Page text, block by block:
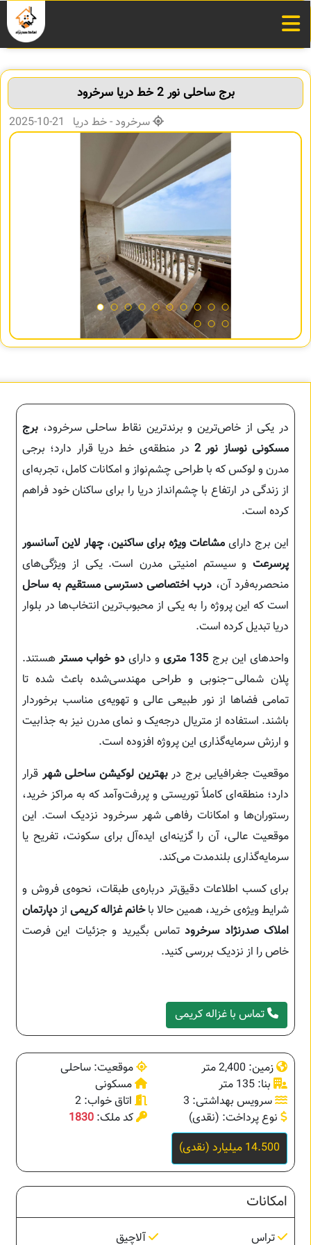
برج ساحلی نور 2 خط دریا سرخرود
سرخرود - خط دریا 21-10-2025
در یکی از خاص‌ترین و برندترین نقاط ساحلی سرخرود، برج
مسکونی نوساز نور 2
در منطقه‌ی خط دریا قرار دارد؛ برجی
مدرن و لوکس که با طراحی چشم‌نواز و امکانات کامل، تجربه‌ای
از زندگی در ارتفاع با چشم‌انداز دریا را برای ساکنان خود فراهم
کرده است.
این برج دارای مشاعات ویژه برای ساکنین،چهار لاین آسانسور
پرسرعت و سیستم امنیتی مدرن است. یکی از ویژگی‌های
منحصربه‌فرد آن، درب اختصاصی دسترسی مستقیم به ساحل
است که این پروژه را به یکی از محبوب‌ترین انتخاب‌ها در بلوار
دریا تبدیل کرده است.
واحدهای این برج 135 متری و دارایدو خواب مسترهستند.
پلان شمالی–جنوبی و طراحی مهندسی‌شده باعث شده تا
تمامی فضاها از نور طبیعی عالی و تهویه‌ی مناسب برخوردار
باشند. استفاده از متریال درجه‌یک و نمای مدرن نیز به جذابیت
و ارزش سرمایه‌گذاری این پروژه افزوده است.
موقعیت جغرافیایی برج دربهترین لوکیشن ساحلی شهر قرار
دارد؛ منطقه‌ای کاملاً توریستی و پررفت‌وآمد که به مراکز خرید،
رستوران‌ها و امکانات رفاهی شهر سرخرود نزدیک است. این
موقعیت عالی، آن را گزینه‌ای ایده‌آل برای سکونت، تفریح یا
سرمایه‌گذاری بلندمدت می‌کند.
برای کسب اطلاعات دقیق‌تر درباره‌ی طبقات، نحوه‌ی فروش و
شرایط ویژه‌ی خرید، همین حالا باخانم غزاله کریمی ازدپارتمان
املاک صدرنژاد سرخرودتماس بگیرید و جزئیات این فرصت
خاص را از نزدیک بررسی کنید.
تماس با غزاله کریمی
زمین: 2,400 متر
موقعیت: ساحلی
بنا: 135 متر
مسکونی
سرویس بهداشتی: 3
اتاق خواب: 2
نوع پرداخت: (نقدی)
کد ملک: 1830
14.500 میلیارد (نقدی)
امکانات
تراس آلاچیق